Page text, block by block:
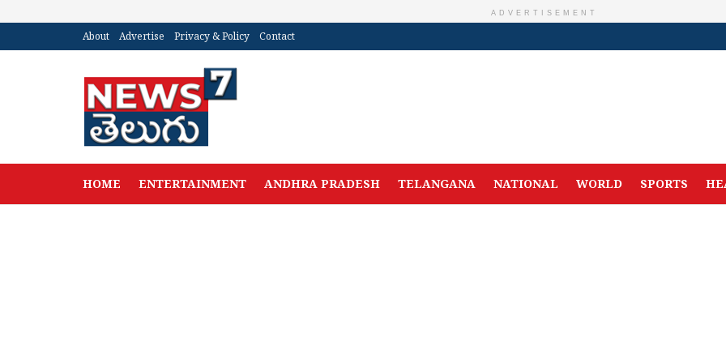
ADVERTISEMENT
About Advertise Privacy & Policy Contact
HOME ENTERTAINMENT ANDHRA PRADESH TELANGANA NATIONAL WORLD SPORTS